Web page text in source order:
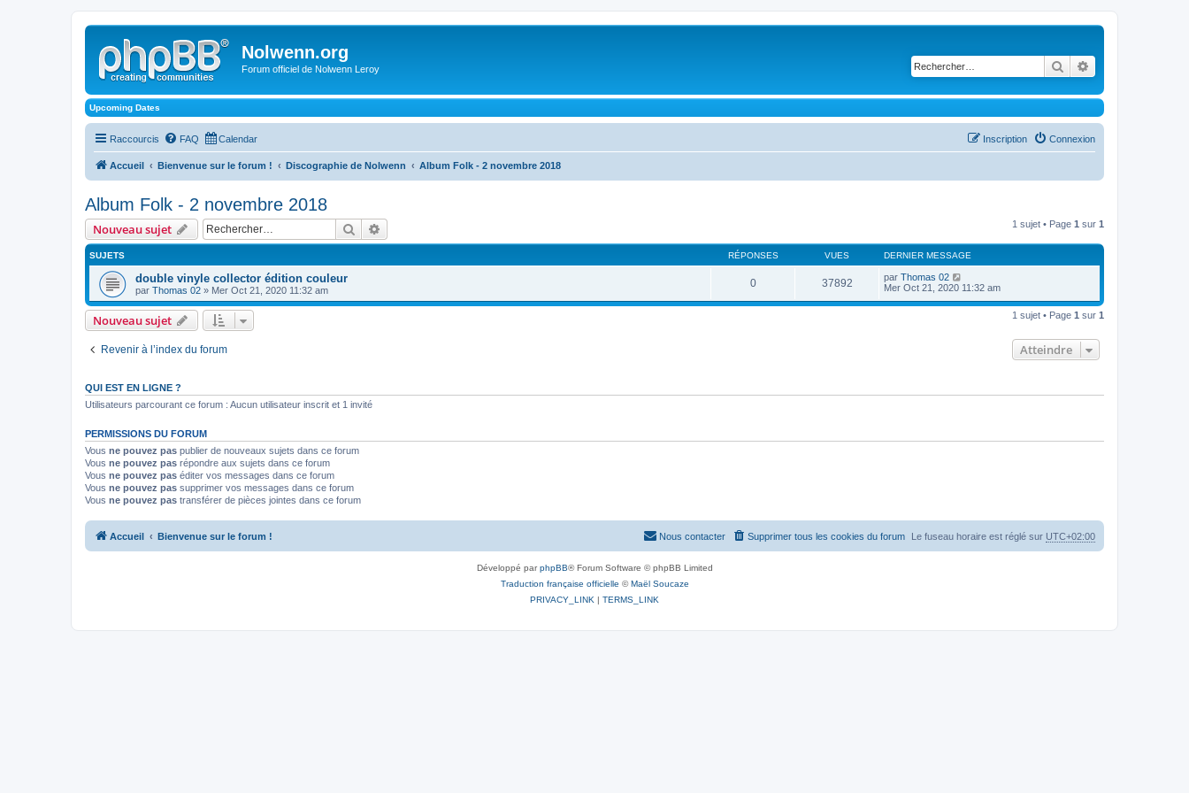
Nolwenn.org
Forum officiel de Nolwenn Leroy Rechercher
Upcoming Dates
Raccourcis FAQ Calendar Connexion
Inscription
Accueil Bienvenue sur le forum ! Discographie de Nolwenn Album Folk - 2 novembre 2018
Album Folk - 2 novembre 2018
Nouveau sujet Rechercher 1 sujet • Page 1 sur 1
SUJETS RÉPONSES VUES DERNIER MESSAGE
double vinyle collector édition couleur
par Thomas 02 » Mer Oct 21, 2020 11:32 am
0 37892 par Thomas 02
Mer Oct 21, 2020 11:32 am
Nouveau sujet 1 sujet • Page 1 sur 1
Revenir à l’index du forum Atteindre
QUI EST EN LIGNE ?
Utilisateurs parcourant ce forum : Aucun utilisateur inscrit et 1 invité
PERMISSIONS DU FORUM
Vous ne pouvez pas publier de nouveaux sujets dans ce forum
Vous ne pouvez pas répondre aux sujets dans ce forum
Vous ne pouvez pas éditer vos messages dans ce forum
Vous ne pouvez pas supprimer vos messages dans ce forum
Vous ne pouvez pas transférer de pièces jointes dans ce forum
Accueil Bienvenue sur le forum ! Le fuseau horaire est réglé sur UTC+02:00
Supprimer tous les cookies du forum
Nous contacter
Développé parphpBB® Forum Software © phpBB Limited
Traduction française officielle ©Maël Soucaze
PRIVACY_LINK | TERMS_LINK